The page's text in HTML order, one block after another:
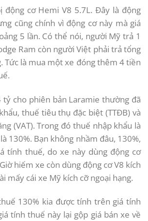
động cơ Hemi V8 5.7L. Đây là động
cũng chính vì động cơ này mà giá
5 lần. Có thể nói, người Mỹ trả 1
Ram còn người Việt phải trả tổng
Tức là mua một xe đóng thêm 4 tiền
tỷ cho phiên bản Laramie thường đã
thuế tiêu thụ đặc biệt (TTĐB) và
(VAT). Trong đó thuế nhập khẩu là
130%. Bạn không nhầm đâu, 130%,
tính thuế, do xe này dùng động cơ
hiếm xe còn dùng động cơ V8 kích
mấy cái xe Mỹ kích cỡ ngoại hạng.
130% kia được tính trên giá tính
tính thuế này lại gộp giá bán xe về